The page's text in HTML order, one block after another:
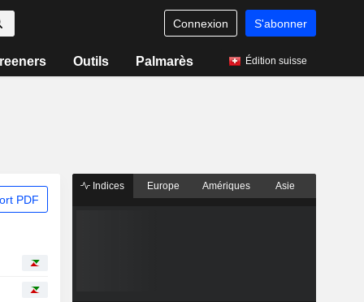
Connexion S'abonner
Outils Palmarès Édition suisse
PDF
Indices Europe Amériques Asie